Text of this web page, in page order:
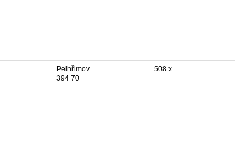
Pelhřimov
394 70
508 x